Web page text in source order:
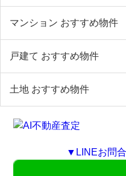
マンション おすすめ物件
戸建て おすすめ物件
土地 おすすめ物件
▼LINEお問